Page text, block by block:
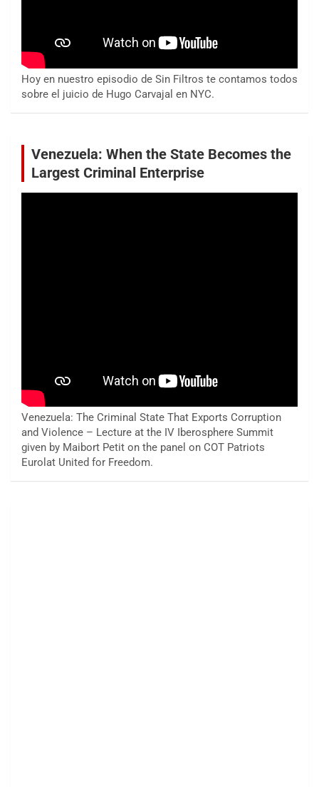
Hoy en nuestro episodio de Sin Filtros te contamos todos
sobre el juicio de Hugo Carvajal en NYC.
Venezuela: When the State Becomes the
Largest Criminal Enterprise
Venezuela: The Criminal State That Exports Corruption
and Violence – Lecture at the IV Iberosphere Summit
given by Maibort Petit on the panel on COT Patriots
Eurolat United for Freedom.